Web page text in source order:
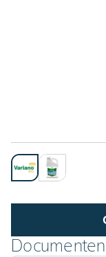
Documenten